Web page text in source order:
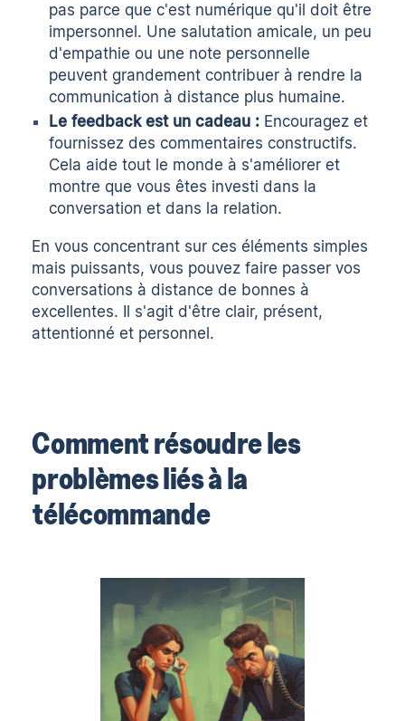
pas parce que c'est numérique qu'il doit être
impersonnel. Une salutation amicale, un peu
d'empathie ou une note personnelle
peuvent grandement contribuer à rendre la
communication à distance plus humaine.
Le feedback est un cadeau : Encouragez et
fournissez des commentaires constructifs.
Cela aide tout le monde à s'améliorer et
montre que vous êtes investi dans la
conversation et dans la relation.
En vous concentrant sur ces éléments simples
mais puissants, vous pouvez faire passer vos
conversations à distance de bonnes à
excellentes. Il s'agit d'être clair, présent,
attentionné et personnel.
Comment résoudre les
problèmes liés à la
télécommande